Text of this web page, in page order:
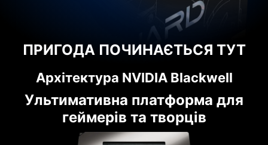
ПРИГОДА ПОЧИНАЄТЬСЯ ТУТ
Архітектура NVIDIA Blackwell
Ультимативна платформа для
геймерів та творців